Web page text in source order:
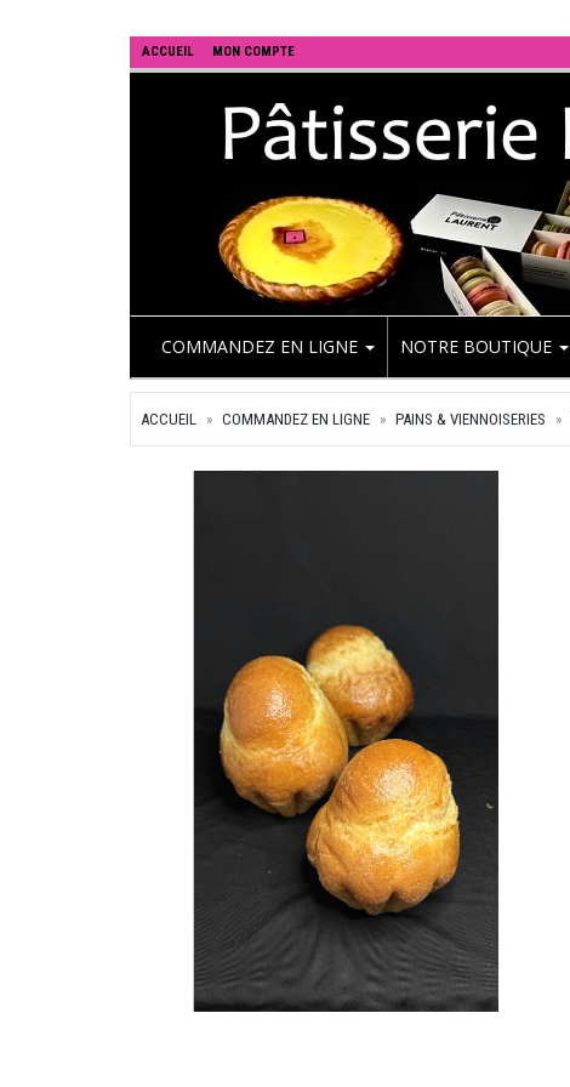
ACCUEIL MON COMPTE
COMMANDEZ EN LIGNE NOTRE BOUTIQUE
ACCUEIL COMMANDEZ EN LIGNE PAINS & VIENNOISERIES